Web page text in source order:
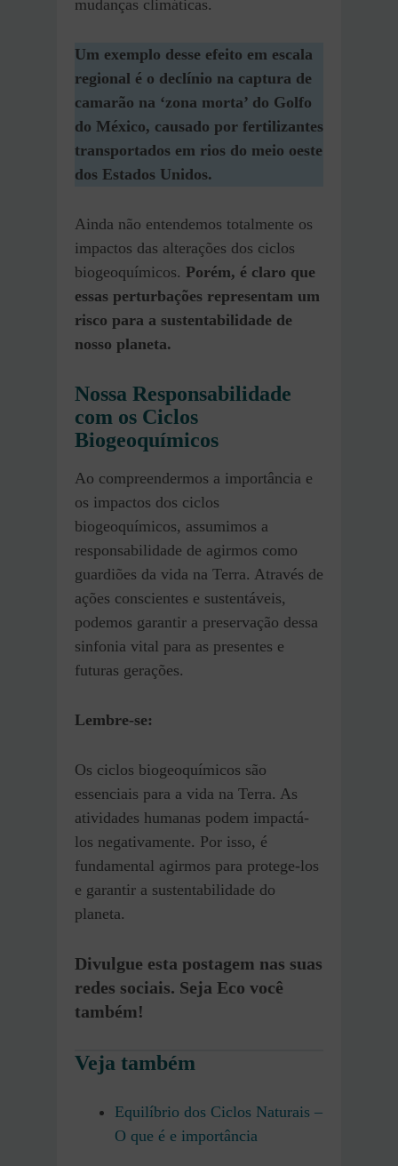
mudanças climáticas.
Um exemplo desse efeito em escala
regional é o declínio na captura de
camarão na ‘zona morta’ do Golfo
do México, causado por fertilizantes
transportados em rios do meio oeste
dos Estados Unidos.
Ainda não entendemos totalmente os
impactos das alterações dos ciclos
biogeoquímicos. Porém, é claro que
essas perturbações representam um
risco para a sustentabilidade de
nosso planeta.
Nossa Responsabilidade
com os Ciclos
Biogeoquímicos
Ao compreendermos a importância e
os impactos dos ciclos
biogeoquímicos, assumimos a
responsabilidade de agirmos como
guardiões da vida na Terra. Através de
ações conscientes e sustentáveis,
podemos garantir a preservação dessa
sinfonia vital para as presentes e
futuras gerações.
Lembre-se:
Os ciclos biogeoquímicos são
essenciais para a vida na Terra. As
atividades humanas podem impactá-
los negativamente. Por isso, é
fundamental agirmos para protege-los
e garantir a sustentabilidade do
planeta.
Divulgue esta postagem nas suas
redes sociais. Seja Eco você
também!
Veja também
Equilíbrio dos Ciclos Naturais –
O que é e importância